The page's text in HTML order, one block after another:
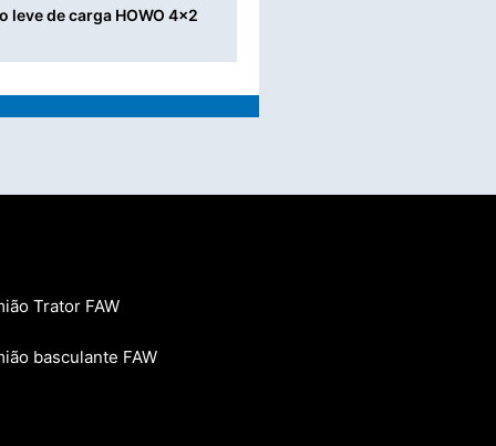
leve de carga HOWO 4x2
Trator FAW
basculante FAW